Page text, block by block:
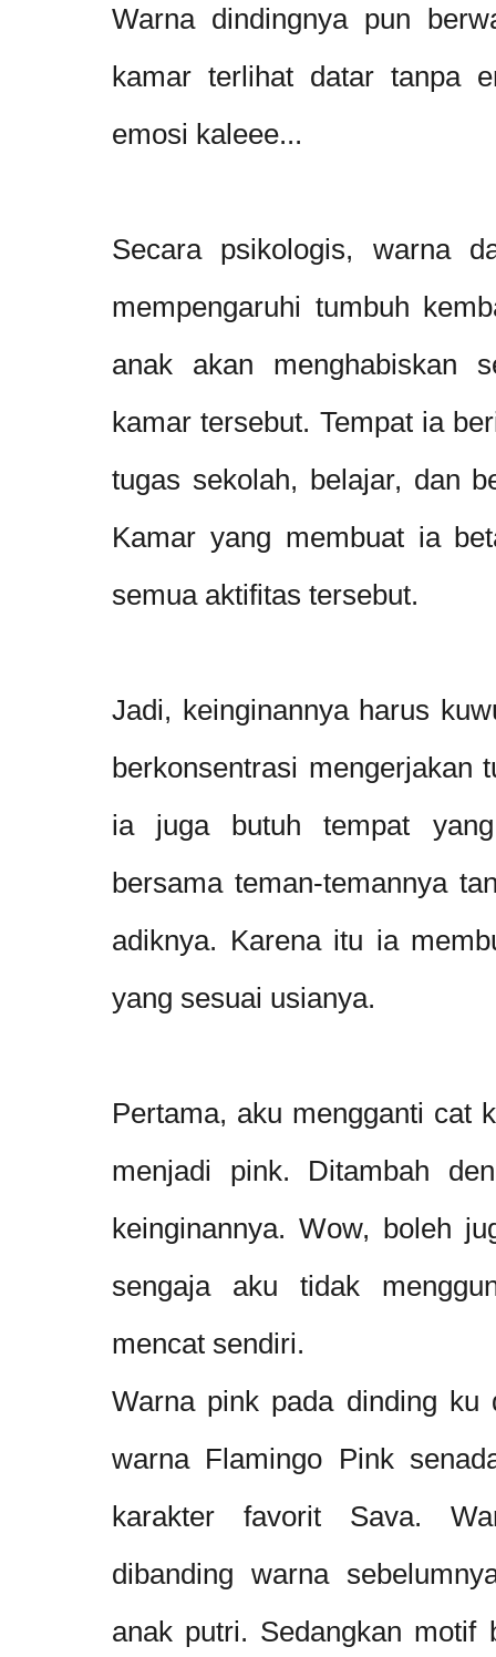
Warna dindingnya pun
kamar terlihat datar tanpa
emosi kaleee...
Secara psikologis, warna
mempengaruhi tumbuh
anak akan menghabiskan
kamar tersebut. Tempat ia
tugas sekolah, belajar, dan
Kamar yang membuat ia
semua aktifitas tersebut.
Jadi, keinginannya harus
berkonsentrasi mengerjakan
ia juga butuh tempat
bersama teman-temannya
adiknya. Karena itu ia
yang sesuai usianya.
Pertama, aku mengganti cat
menjadi pink. Ditambah
keinginannya. Wow, boleh
sengaja aku tidak
mencat sendiri.
Warna pink pada dinding
warna Flamingo Pink
karakter favorit Sava.
dibanding warna
anak putri. Sedangkan motif